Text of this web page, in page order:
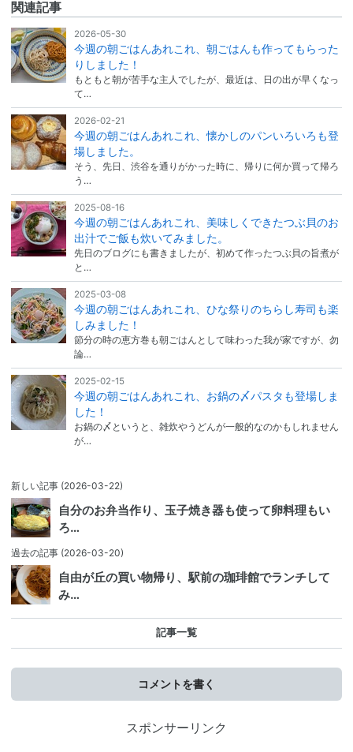
関連記事
2026-05-30
今週の朝ごはんあれこれ、朝ごはんも作ってもらった
りしました！
もともと朝が苦手な主人でしたが、最近は、日の出が早くなっ
て…
2026-02-21
今週の朝ごはんあれこれ、懐かしのパンいろいろも登
場しました。
そう、先日、渋谷を通りがかった時に、帰りに何か買って帰ろ
う…
2025-08-16
今週の朝ごはんあれこれ、美味しくできたつぶ貝のお
出汁でご飯も炊いてみました。
先日のブログにも書きましたが、初めて作ったつぶ貝の旨煮が
と…
2025-03-08
今週の朝ごはんあれこれ、ひな祭りのちらし寿司も楽
しみました！
節分の時の恵方巻も朝ごはんとして味わった我が家ですが、勿
論…
2025-02-15
今週の朝ごはんあれこれ、お鍋の〆パスタも登場しま
した！
お鍋の〆というと、雑炊やうどんが一般的なのかもしれません
が…
新しい記事 (2026-03-22)
自分のお弁当作り、玉子焼き器も使って卵料理もい
ろ…
過去の記事 (2026-03-20)
自由が丘の買い物帰り、駅前の珈琲館でランチして
み…
記事一覧
コメントを書く
スポンサーリンク